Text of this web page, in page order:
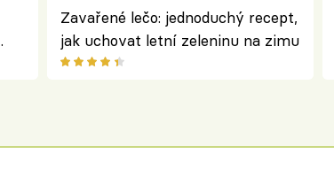
Zavařené lečo: jednoduchý recept,
jak uchovat letní zeleninu na zimu